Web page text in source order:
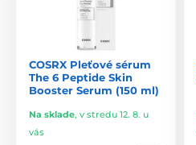
COSRX Pleťové sérum
The 6 Peptide Skin
Booster Serum (150 ml)
Na sklade, v stredu 12. 8. u
vás